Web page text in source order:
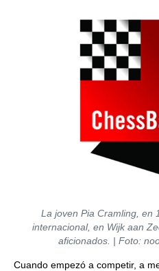
La joven Pia Cramling, en
internacional, en Wijk aan
aficionados. | Foto:
Cuando empezó a competir, a